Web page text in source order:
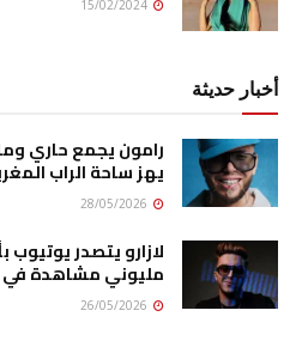
أخبار حديثة
رامون يجمع حاري
يهز ساحة الراب
لازارو يتصدر يوتيوب
مليوني مشاهدة في